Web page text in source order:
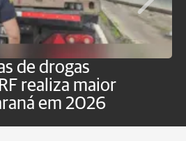
de drogas
realiza maior
em 2026